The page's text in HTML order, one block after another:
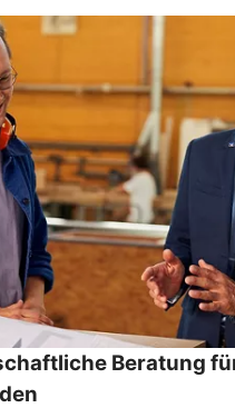
Beratung